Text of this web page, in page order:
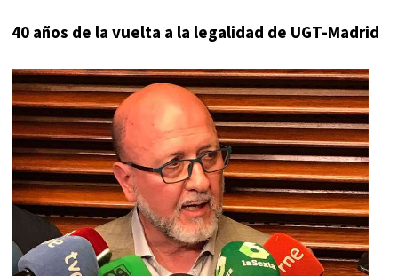
40 años de la vuelta a la legalidad de UGT-Madrid